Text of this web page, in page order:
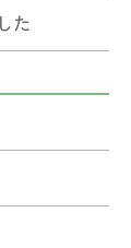
た